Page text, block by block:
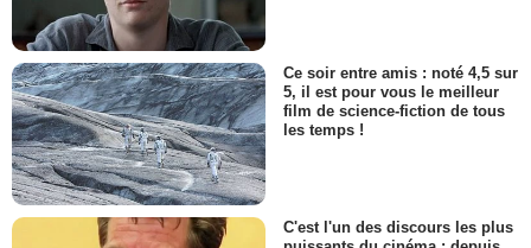
Ce soir entre amis : noté 4,5 sur
5, il est pour vous le meilleur
film de science-fiction de tous
les temps !
C'est l'un des discours les plus